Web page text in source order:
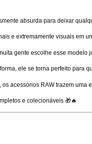
absurda para deixar
e extremamente visuais em um
gente escolhe esse
ele se torna perfeito para
acessórios RAW trazem uma
e colecionáveis 🎁🔥